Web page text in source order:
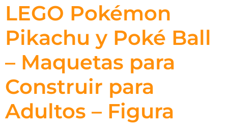
LEGO Pokémon
Pikachu y Poké Ball
– Maquetas para
Construir para
Adultos – Figura